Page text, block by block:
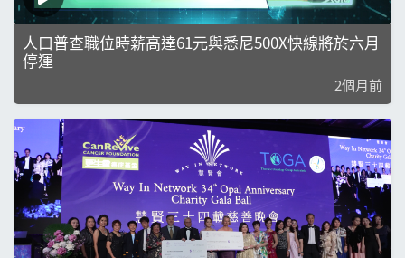
人口普查職位時薪高達61元與悉尼500X快線將於六月
停運
2個月前